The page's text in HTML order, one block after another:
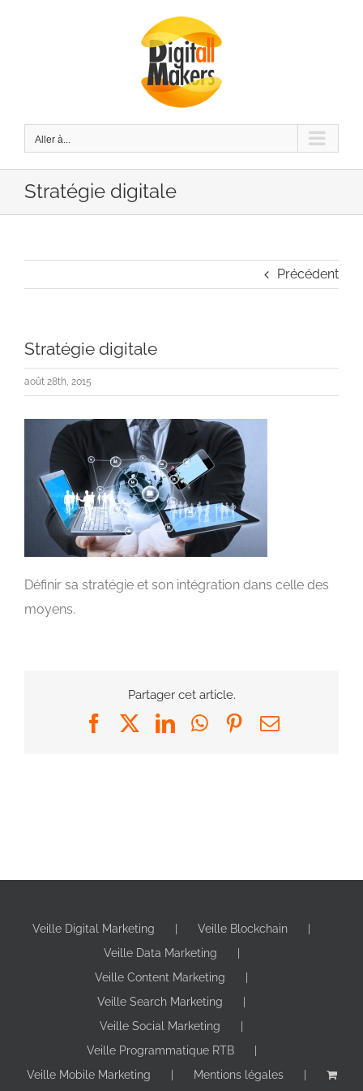
Aller à...
Stratégie digitale
Précédent
Stratégie digitale
août 28th, 2015
Définir sa stratégie et son intégration dans celle des
moyens.
Partager cet article.
FacebookLinkedInWhatsApp
Pinterest
Email
Veille Digital Marketing
Veille Blockchain
Veille Data Marketing
Veille Content Marketing
Veille Search Marketing
Veille Social Marketing
Veille Programmatique RTB
Veille Mobile Marketing
Mentions légales